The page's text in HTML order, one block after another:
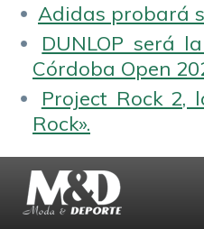
Adidas probará
DUNLOP será
Córdoba Open
Project Rock 2,
Rock».